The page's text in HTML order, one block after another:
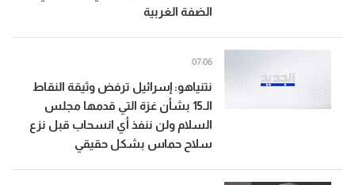
الضفة الغربية
نتنياهو: إسرائيل ترفض وثيقة النقاط
الـ15 بشأن غزة التي قدمها مجلس
السلام ولن ننفذ أي انسحاب قبل نزع
سلاح حماس بشكل حقيقي
07:06